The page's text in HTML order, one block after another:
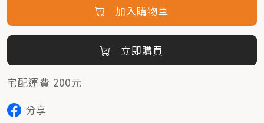
加入購物車
立即購買
宅配運費 200元
分享